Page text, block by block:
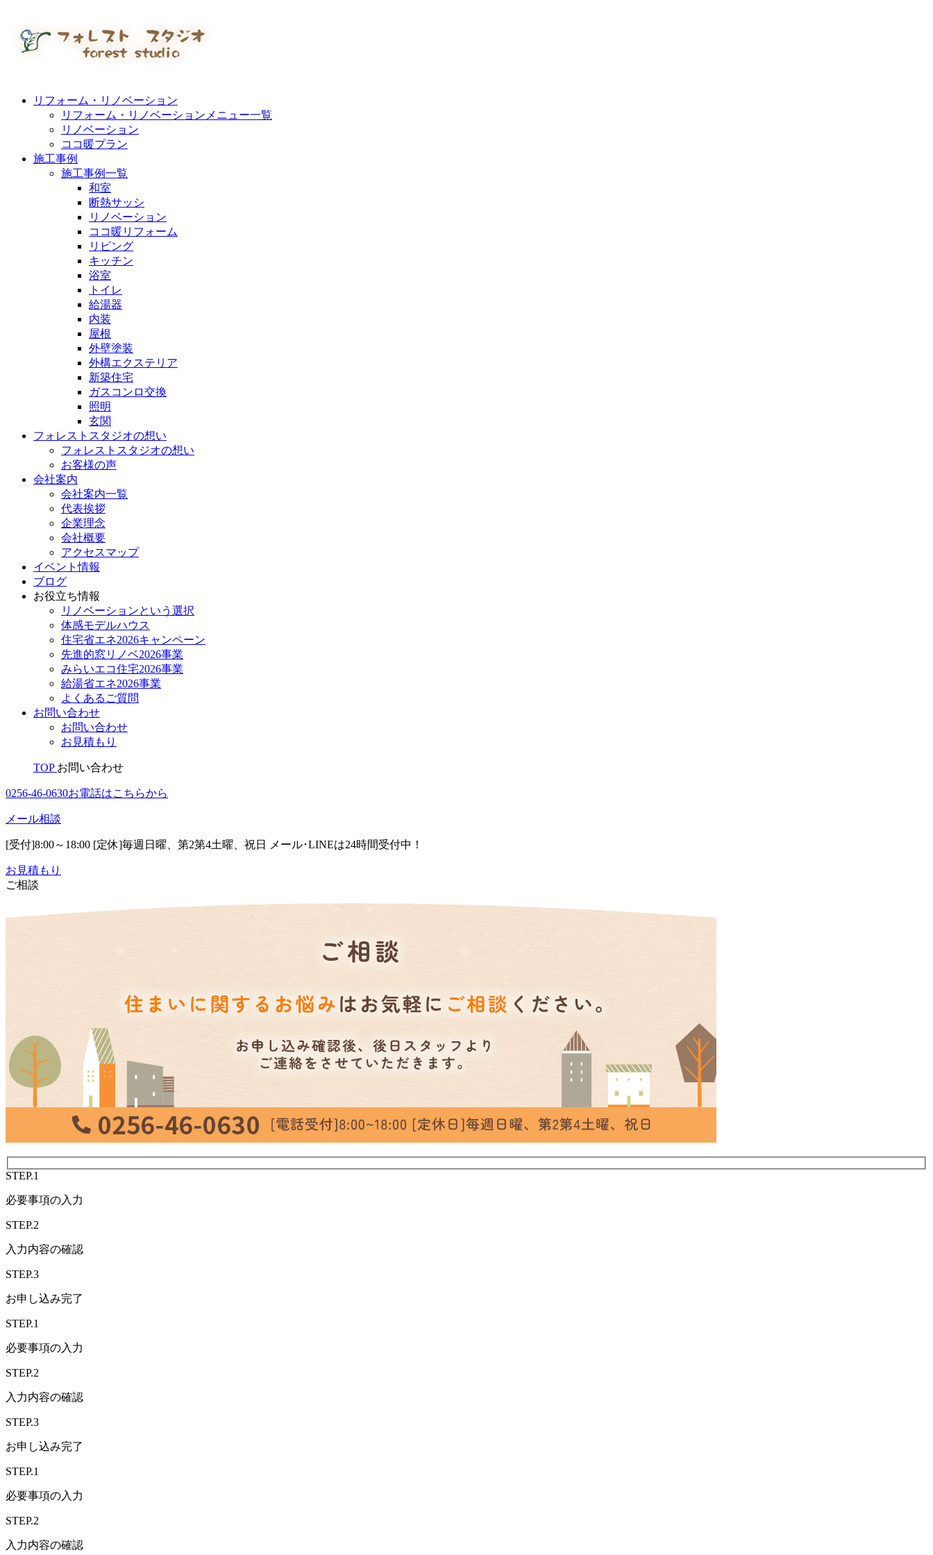
リフォーム・リノベーション
リフォーム・リノベーションメニュー一覧
リノベーション
ココ暖プラン
施工事例
施工事例一覧
和室
断熱サッシ
リノベーション
ココ暖リフォーム
リビング
キッチン
浴室
トイレ
給湯器
内装
屋根
外壁塗装
外構エクステリア
新築住宅
ガスコンロ交換
照明
玄関
フォレストスタジオの想い
フォレストスタジオの想い
お客様の声
会社案内
会社案内一覧
代表挨拶
企業理念
会社概要
アクセスマップ
イベント情報
ブログ
お役立ち情報
リノベーションという選択
体感モデルハウス
住宅省エネ2026キャンペーン
先進的窓リノベ2026事業
みらいエコ住宅2026事業
給湯省エネ2026事業
よくあるご質問
お問い合わせ
お問い合わせ
お見積もり
TOP お問い合わせ
0256-46-0630お電話はこちらから
メール相談
[受付]8:00～18:00 [定休]毎週日曜、第2第4土曜、祝日 メール･LINEは24時間受付中！
お見積もり
ご相談
STEP.1
必要事項の入力
STEP.2
入力内容の確認
STEP.3
お申し込み完了
STEP.1
必要事項の入力
STEP.2
入力内容の確認
STEP.3
お申し込み完了
STEP.1
必要事項の入力
STEP.2
入力内容の確認